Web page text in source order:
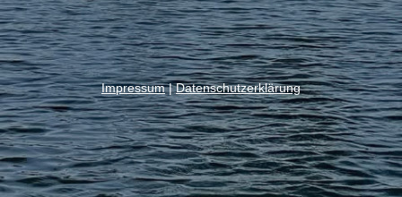
Impressum|Datenschutzerklärung